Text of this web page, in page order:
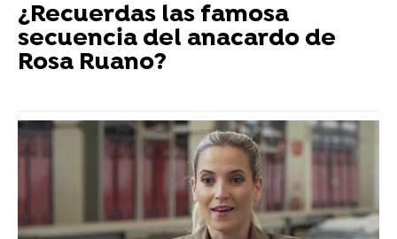
¿Recuerdas las famosa
secuencia del anacardo de
Rosa Ruano?